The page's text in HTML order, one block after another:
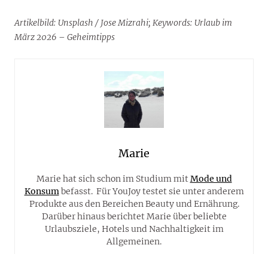
Artikelbild: Unsplash / Jose Mizrahi; Keywords: Urlaub im
März 2026 – Geheimtipps
Marie
Marie hat sich schon im Studium mitMode und
Konsumbefasst. Für YouJoy testet sie unter anderem
Produkte aus den Bereichen Beauty und Ernährung.
Darüber hinaus berichtet Marie über beliebte
Urlaubsziele, Hotels und Nachhaltigkeit im
Allgemeinen.